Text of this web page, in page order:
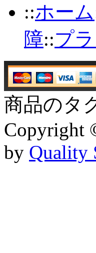
::ホーム
障::プ
商品のタ
Copyright
by Quality